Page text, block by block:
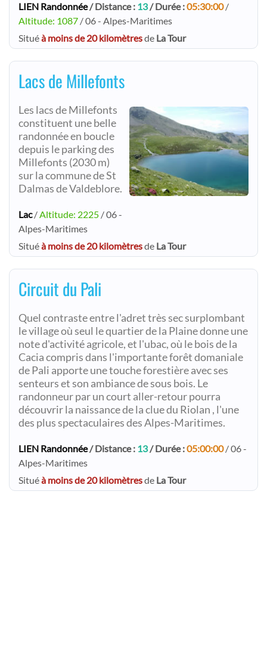
LIEN Randonnée/ Distance : 13/ Durée :05:30:00/
Altitude: 1087 / 06 - Alpes-Maritimes
Situéà moins de 20 kilomètresde La Tour
Lacs de Millefonts
Les lacs de Millefonts
constituent une belle
randonnée en boucle
depuis le parking des
Millefonts (2030 m)
sur la commune de St
Dalmas de Valdeblore.
Lac/Altitude: 2225 / 06 -
Alpes-Maritimes
Situéà moins de 20 kilomètresde La Tour
Circuit du Pali
Quel contraste entre l'adret très sec surplombant
le village où seul le quartier de la Plaine donne une
note d'activité agricole, et l'ubac, où le bois de la
Cacia compris dans l'importante forêt domaniale
de Pali apporte une touche forestière avec ses
senteurs et son ambiance de sous bois. Le
randonneur par un court aller-retour pourra
découvrir la naissance de la clue du Riolan , l'une
des plus spectaculaires des Alpes-Maritimes.
LIEN Randonnée/ Distance : 13/ Durée :05:00:00/ 06 -
Alpes-Maritimes
Situéà moins de 20 kilomètresde La Tour